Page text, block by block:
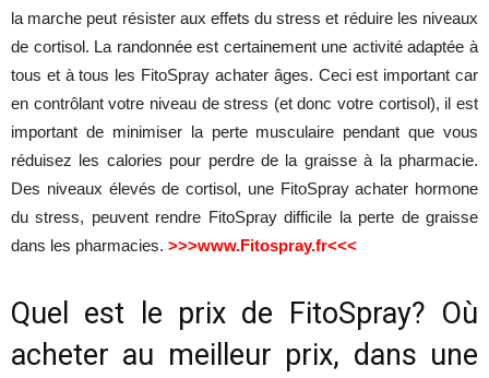
la marche peut résister aux effets du stress et réduire les niveaux
de cortisol. La randonnée est certainement une activité adaptée à
tous et à tous les FitoSpray achater âges. Ceci est important car
en contrôlant votre niveau de stress (et donc votre cortisol), il est
important de minimiser la perte musculaire pendant que vous
réduisez les calories pour perdre de la graisse à la pharmacie.
Des niveaux élevés de cortisol, une FitoSpray achater hormone
du stress, peuvent rendre FitoSpray difficile la perte de graisse
dans les pharmacies. >>>www.Fitospray.fr<<<
Quel est le prix de FitoSpray? Où
acheter au meilleur prix, dans une